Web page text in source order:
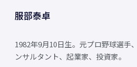
服部泰卓
1982年9月10日生。元プロ野球選手
ンサルタント、起業家、投資家。